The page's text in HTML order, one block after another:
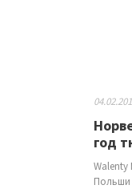
год
Walenty
Польши